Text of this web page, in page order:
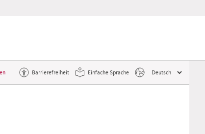
Barrierefreiheit Einfache Sprache